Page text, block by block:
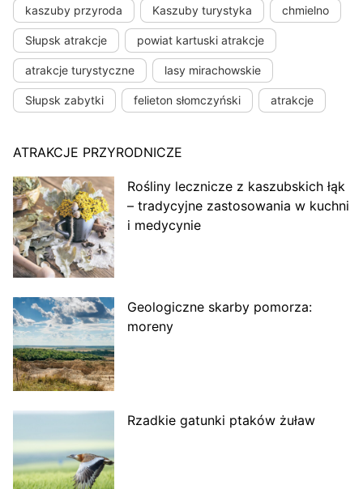
kaszuby przyroda Kaszuby turystyka chmielno
Słupsk atrakcje powiat kartuski atrakcje
atrakcje turystyczne lasy mirachowskie
Słupsk zabytki felieton słomczyński atrakcje
ATRAKCJE PRZYRODNICZE
Rośliny lecznicze z kaszubskich łąk
– tradycyjne zastosowania w kuchni
i medycynie
Geologiczne skarby pomorza:
moreny
Rzadkie gatunki ptaków żuław